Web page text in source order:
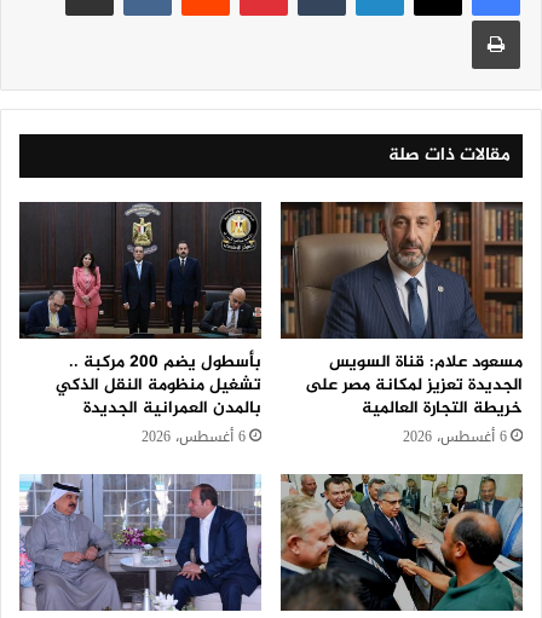
مقالات ذات صلة
مسعود علام: قناة السويس
الجديدة تعزيز لمكانة مصر على
خريطة التجارة العالمية
6 أغسطس، 2026
بأسطول يضم 200 مركبة ..
تشغيل منظومة النقل الذكي
بالمدن العمرانية الجديدة
6 أغسطس، 2026